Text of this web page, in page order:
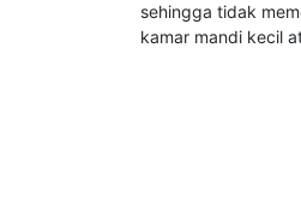
sehingga tidak
kamar mandi kecil